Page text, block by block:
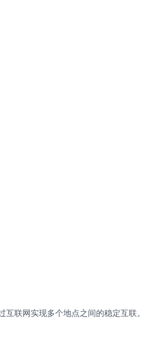
联网实现多个地点之间的稳定互联。